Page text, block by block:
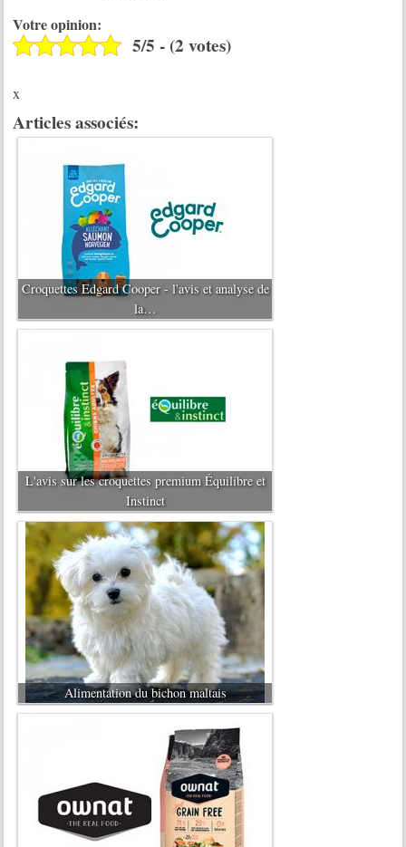
Votre opinion:
5/5 - (2 votes)
x
Articles associés:
Croquettes Edgard Cooper - l'avis et analyse de
la…
L'avis sur les croquettes premium Équilibre et
Instinct
Alimentation du bichon maltais